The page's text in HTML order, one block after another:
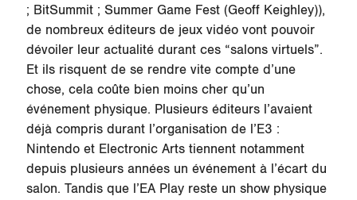
; BitSummit ; Summer Game Fest (Geoff Keighley)),
de nombreux éditeurs de jeux vidéo vont pouvoir
dévoiler leur actualité durant ces “salons virtuels”.
Et ils risquent de se rendre vite compte d’une
chose, cela coûte bien moins cher qu’un
événement physique. Plusieurs éditeurs l’avaient
déjà compris durant l’organisation de l’E3 :
Nintendo et Electronic Arts tiennent notamment
depuis plusieurs années un événement à l’écart du
salon. Tandis que l’EA Play reste un show physique